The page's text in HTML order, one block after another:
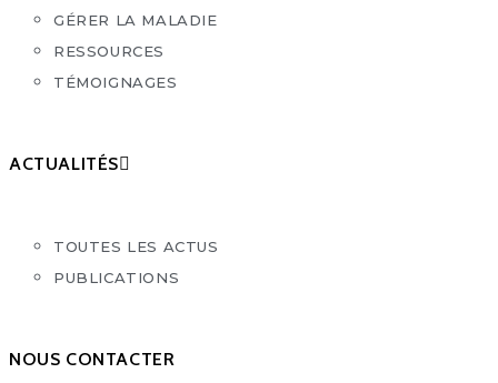
GÉRER LA MALADIE
RESSOURCES
TÉMOIGNAGES
ACTUALITÉS
TOUTES LES ACTUS
PUBLICATIONS
NOUS CONTACTER